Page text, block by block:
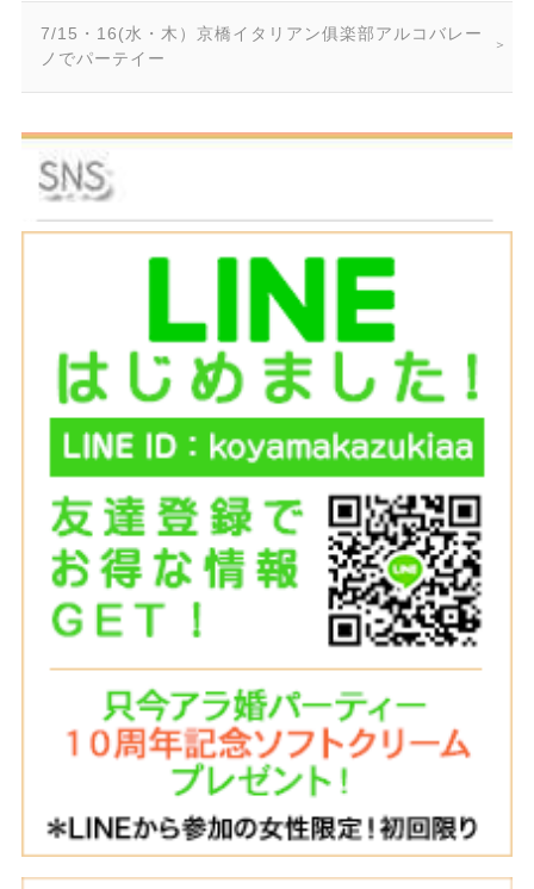
7/15・16(水・木）京橋イタリアン俱楽部アルコバレー
ノでパーテイー